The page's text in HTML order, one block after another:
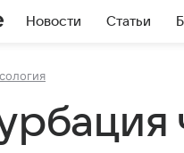
Новости Статьи